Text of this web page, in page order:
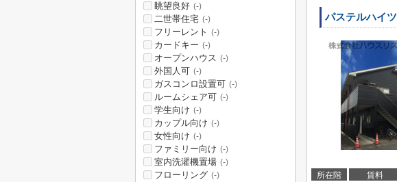
パステルハイツ
所在階 賃料
眺望良好 (-)
二世帯住宅 (-)
フリーレント (-)
カードキー (-)
オープンハウス (-)
外国人可 (-)
ガスコンロ設置可 (-)
ルームシェア可 (-)
学生向け (-)
カップル向け (-)
女性向け (-)
ファミリー向け (-)
室内洗濯機置場 (-)
フローリング (-)